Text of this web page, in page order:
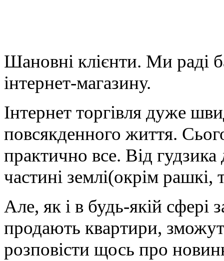
Шановні клієнти. Ми раді
інтернет-магазину.
Інтернет торгівля дуже
повсякденного життя.
практично все. Від гудзика
частині землі(окрім
Але, як і в будь-якій сфері
продають квартири,
розповісти щось про